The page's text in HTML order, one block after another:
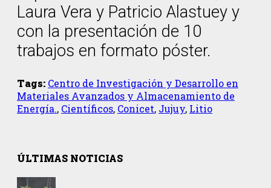
Laura Vera y Patricio Alastuey y
con la presentación de 10
trabajos en formato póster.
Tags: Centro de Investigación y Desarrollo en
Materiales Avanzados y Almacenamiento de
Energía., Científicos, Conicet, Jujuy, Litio
ÚLTIMAS NOTICIAS